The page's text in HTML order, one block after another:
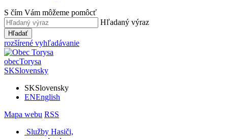
S čím Vám môžeme pomôcť
Hľadaný výraz
Hľadať
rozšírené vyhľadávanie
obecTorysa
SKSlovensky
SKSlovensky
ENEnglish
Mapa webu RSS
Služby Hasiči,